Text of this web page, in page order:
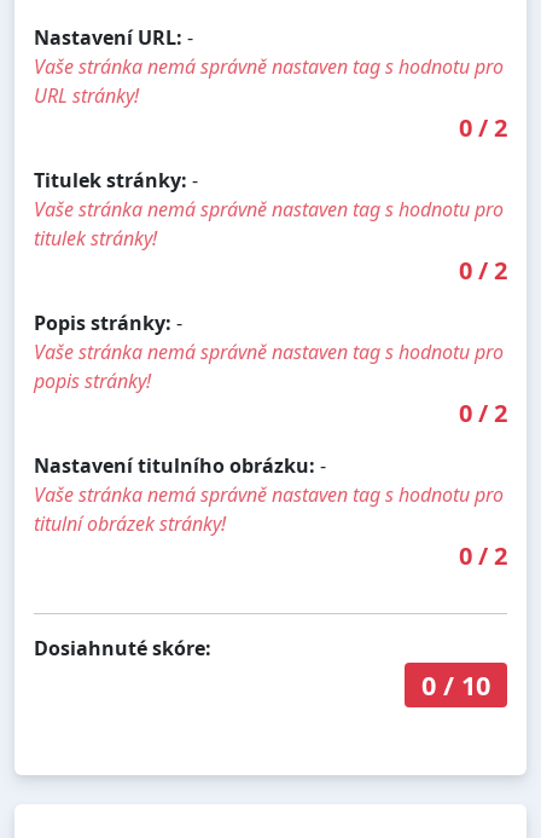
Nastavení URL: -
Vaše stránka nemá správně nastaven tag s hodnotu pro
URL stránky!
0/2
Titulek stránky: -
Vaše stránka nemá správně nastaven tag s hodnotu pro
titulek stránky!
0/2
Popis stránky: -
Vaše stránka nemá správně nastaven tag s hodnotu pro
popis stránky!
0/2
Nastavení titulního obrázku: -
Vaše stránka nemá správně nastaven tag s hodnotu pro
titulní obrázek stránky!
0/2
Dosiahnuté skóre:
0/ 10